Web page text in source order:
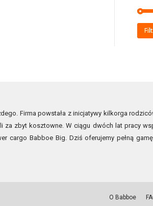
Firma powstała z inicjatywy kilkorga
za zbyt kosztowne. W ciągu dwóch lat pracy
cargo Babboe Big. Dziś oferujemy pełną
O Babboe